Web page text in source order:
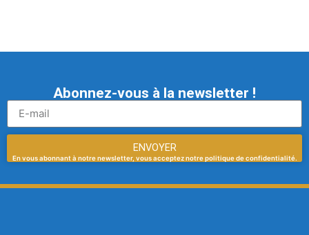
Abonnez-vous à la newsletter !
ENVOYER
En vous abonnant à notre newsletter, vous acceptez notre politique de confidentialité.